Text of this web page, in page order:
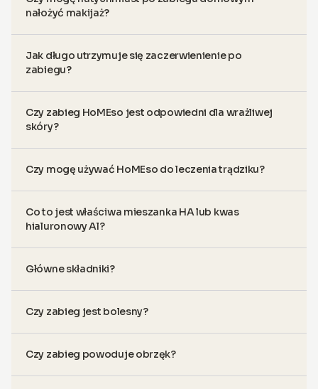
nałożyć makijaż?
Jak długo utrzymuje się zaczerwienienie po
zabiegu?
Czy zabieg HoMEso jest odpowiedni dla wrażliwej
skóry?
Czy mogę używać HoMEso do leczenia trądziku?
Co to jest właściwa mieszanka HA lub kwas
hialuronowy Al?
Główne składniki?
Czy zabieg jest bolesny?
Czy zabieg powoduje obrzęk?